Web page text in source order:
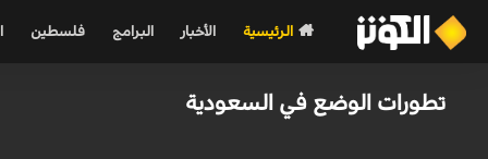
الرئيسية الأخبار البرامج فلسطين
تطورات الوضع في السعودية